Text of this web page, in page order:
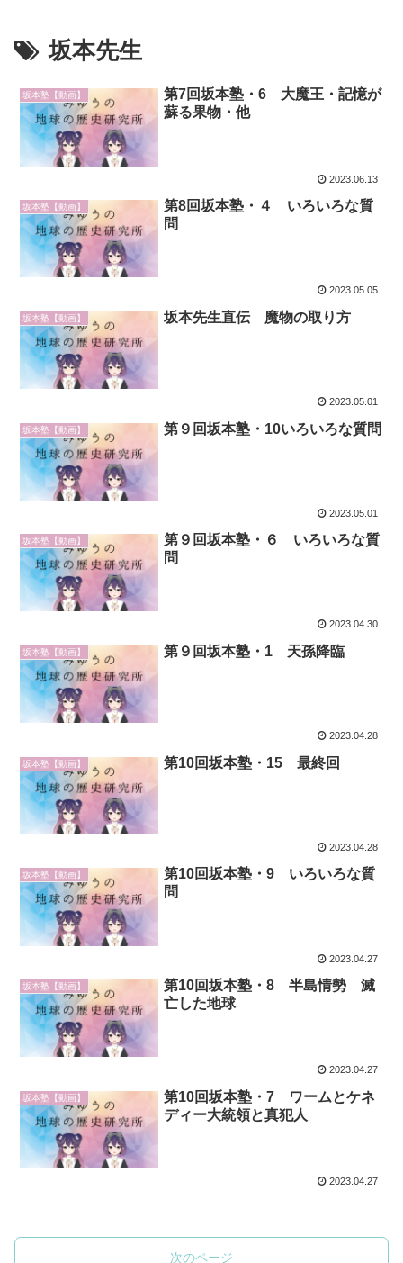
坂本先生
坂本塾【動画】
第7回坂本塾・6 大魔王・記憶が
蘇る果物・他
2023.06.13
坂本塾【動画】
第8回坂本塾・４ いろいろな質
問
2023.05.05
坂本塾【動画】 坂本先生直伝 魔物の取り方
2023.05.01
坂本塾【動画】 第９回坂本塾・10いろいろな質問
2023.05.01
坂本塾【動画】
第９回坂本塾・６ いろいろな質
問
2023.04.30
坂本塾【動画】 第９回坂本塾・1 天孫降臨
2023.04.28
坂本塾【動画】 第10回坂本塾・15 最終回
2023.04.28
坂本塾【動画】
第10回坂本塾・9 いろいろな質
問
2023.04.27
坂本塾【動画】
第10回坂本塾・8 半島情勢 滅
亡した地球
2023.04.27
坂本塾【動画】
第10回坂本塾・7 ワームとケネ
ディー大統領と真犯人
2023.04.27
次のページ